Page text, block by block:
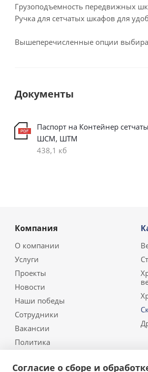
Грузоподъемность передвижных
Ручка для сетчатых шкафов для
Вышеперечисленные опции
Документы
Паспорт на Контейнер
ШСМ, ШТМ
438,1 кб
Компания
О компании
Услуги
Проекты
Новости
Наши победы
Сотрудники
Вакансии
Политика
Согласие о сборе и